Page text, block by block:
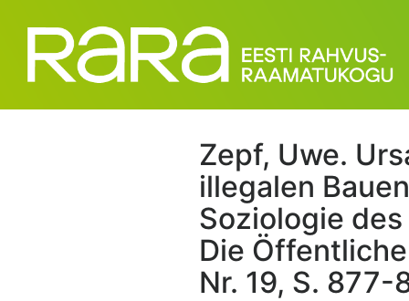
Zepf, Uwe.
illegalen
Soziologie
Die
Nr. 19, S. 877-